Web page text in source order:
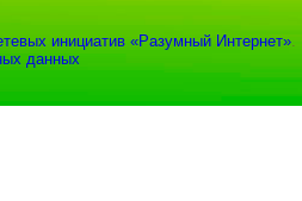
инициатив «Разумный Интернет».
данных